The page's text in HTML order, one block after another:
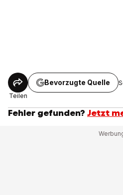
Teilen
Bevorzugte Quelle
Fehler gefunden? Jetzt